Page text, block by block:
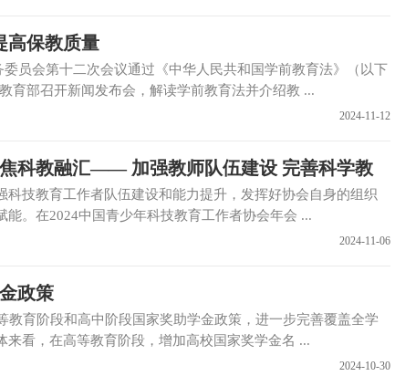
保教质量
第十二次会议通过《中华人民共和国学前教育法》（以下
育部召开新闻发布会，解读学前教育法并介绍教 ...
2024-11-12
科教融汇—— 加强教师队伍建设 完善科学教
育工作者队伍建设和能力提升，发挥好协会自身的组织
。在2024中国青少年科技教育工作者协会年会 ...
2024-11-06
政策
阶段和高中阶段国家奖助学金政策，进一步完善覆盖全学
看，在高等教育阶段，增加高校国家奖学金名 ...
2024-10-30